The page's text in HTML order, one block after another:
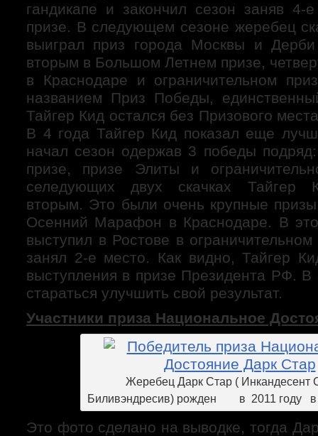
гандикапе и закончил сезон заняв
призе. В следующем сезоне жеребец
выиграл приз города Москвы и
вторым в Большом Летнем призе,
в Краснодаре и ограничительном
названием Приз Победы,
Тайгер Кид остался без Призового
В 4 года Тайгер Кид показал еще
начал сезон одержав 3 победы
призе, призе Элиты и
селедующих двух скачках Тайгер
вторым. Это были очень крупные
Осенний Марафон в Краснодаре. В
выступил в Ростове в
занял 2-е место. Как видно, Тайгер
выступления в призе Президента РФ. В
стараться улучшить свой результат.
Участники приза Национальное
Жеребец Дарк Стар ( Инкандесент
Биливэндресив) рожден в 2011 году в
Это фото сделано на выводке, тогда